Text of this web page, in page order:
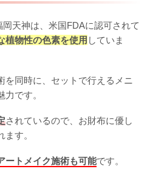
天神は、米国FDAに認可されて
植物性の色素を使用 していま
を同時に、セットで行えるメニ
です。
されているので、お財布に優し
す。
ートメイク施術も可能です。